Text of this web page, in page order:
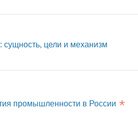
сущность, цели и механизм
промышленности в России *